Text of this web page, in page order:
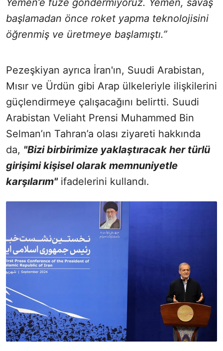
başlamadan önce roket yapma teknolojisini
öğrenmiş ve üretmeye başlamıştı.”
Pezeşkiyan ayrıca İran'ın, Suudi Arabistan,
Mısır ve Ürdün gibi Arap ülkeleriyle ilişkilerini
güçlendirmeye çalışacağını belirtti. Suudi
Arabistan Veliaht Prensi Muhammed Bin
Selman’ın Tahran’a olası ziyareti hakkında
da, "Bizi birbirimize yaklaştıracak her türlü
girişimi kişisel olarak memnuniyetle
karşılarım"ifadelerini kullandı.